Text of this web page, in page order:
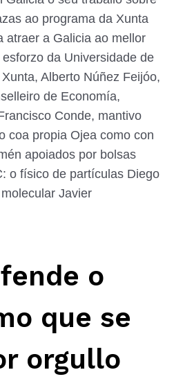
ao programa da Xunta
atraer a Galicia ao mellor
da Universidade de
Alberto Núñez Feijóo,
de Economía,
Conde, mantivo
coa propia Ojea como con
apoiados por bolsas
o físico de partículas Diego
Javier
o
que se
orgullo